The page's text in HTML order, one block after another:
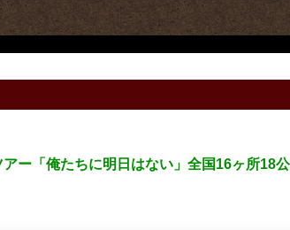
ー「俺たちに明日はない」全国16ヶ所18